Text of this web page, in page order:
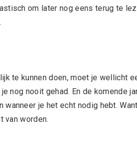
om later nog eens terug te
te kunnen doen, moet je wellicht
nog nooit gehad. En de komende
wanneer je het echt nodig hebt.
van worden.